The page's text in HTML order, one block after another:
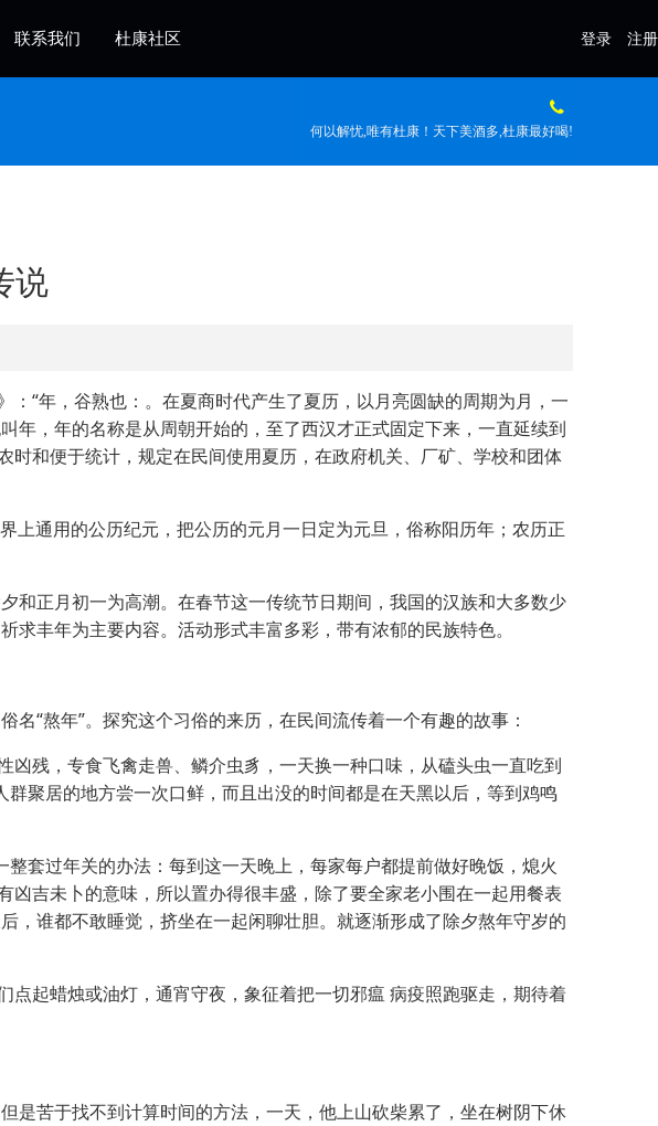
联系我们 杜康社区 登录 注册
何以解忧,唯有杜康！天下美酒多,杜康最好喝!
说
“年，谷熟也：。在夏商时代产生了夏历，以月亮圆缺的周期为月，一
年，年的名称是从周朝开始的，至了西汉才正式固定下来，一直延续到
和便于统计，规定在民间使用夏历，在政府机关、厂矿、学校和团体
通用的公历纪元，把公历的元月一日定为元旦，俗称阳历年；农历正
正月初一为高潮。在春节这一传统节日期间，我国的汉族和大多数少
丰年为主要内容。活动形式丰富多彩，带有浓郁的民族特色。
“熬年”。探究这个习俗的来历，在民间流传着一个有趣的故事：
残，专食飞禽走兽、鳞介虫豸，一天换一种口味，从磕头虫一直吃到
聚居的地方尝一次口鲜，而且出没的时间都是在天黑以后，等到鸡鸣
套过年关的办法：每到这一天晚上，每家每户都提前做好晚饭，熄火
吉未卜的意味，所以置办得很丰盛，除了要全家老小围在一起用餐表
，谁都不敢睡觉，挤坐在一起闲聊壮胆。就逐渐形成了除夕熬年守岁的
起蜡烛或油灯，通宵守夜，象征着把一切邪瘟 病疫照跑驱走，期待着
苦于找不到计算时间的方法，一天，他上山砍柴累了，坐在树阴下休